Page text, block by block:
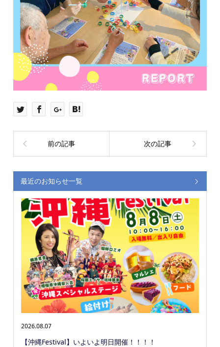
前の記事 次の記事
最近のお知らせ一覧
2026.08.07
【沖縄Festival】いよいよ明日開催！！！！